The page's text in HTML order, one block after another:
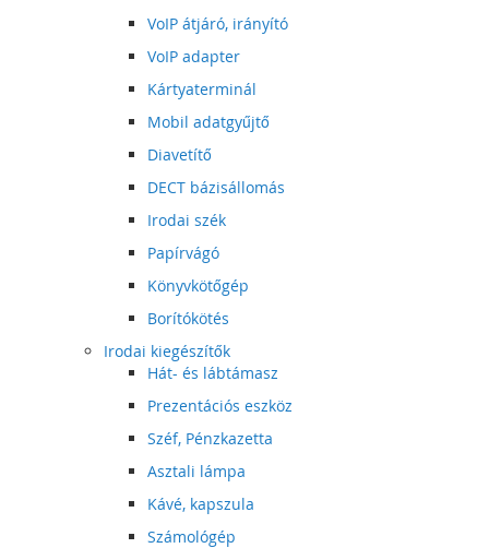
VoIP átjáró, irányító
VoIP adapter
Kártyaterminál
Mobil adatgyűjtő
Diavetítő
DECT bázisállomás
Irodai szék
Papírvágó
Könyvkötőgép
Borítókötés
Irodai kiegészítők
Hát- és lábtámasz
Prezentációs eszköz
Széf, Pénzkazetta
Asztali lámpa
Kávé, kapszula
Számológép